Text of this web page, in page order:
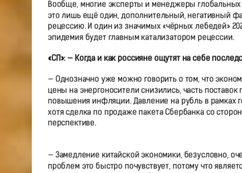
Вообще, многие эксперты и менеджеры
это лишь ещё один, дополнительный, негативный
рецессию. И один из значимых «чёрных лебедей»
эпидемия будет главным катализатором рецессии.
«СП»: — Когда и как россияне ощутят на себе
— Однозначно уже можно говорить о том, что
цены на энергоносители снизились, часть
повышения инфляции. Давление на рубль в рамках
хотя сделка по продаже пакета Сбербанка со
перспективе.
— Замедление китайской экономики, безусловно,
проблем это быстро почувствует, потому что